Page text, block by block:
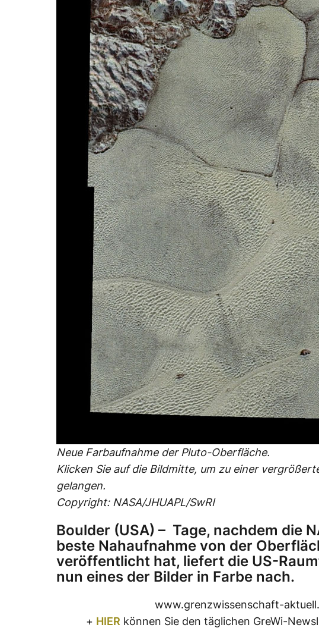
Neue Farbaufnahme der Pluto-Oberfläche.
Klicken Sie auf die Bildmitte, um zu einer
gelangen.
Copyright: NASA/JHUAPL/SwRI
Boulder (USA) – Tage, nachdem die
beste Nahaufnahme von der
veröffentlicht hat, liefert die US-
nun eines der Bilder in Farbe nach.
www.grenzwissenschaft-
+ HIER können Sie den täglichen GreWi-